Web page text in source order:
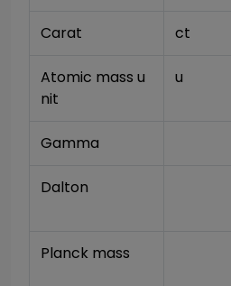
Carat ct
Atomic mass u
nit
u
Gamma
Dalton
Planck mass